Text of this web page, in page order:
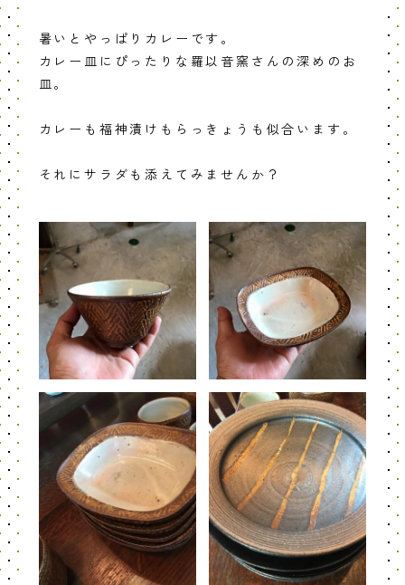
暑いとやっぱりカレーです。
カレー皿にぴったりな羅以音窯さんの深めのお
皿。
カレーも福神漬けもらっきょうも似合います。
それにサラダも添えてみませんか？